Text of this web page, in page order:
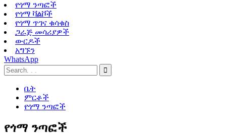
የጎማ ንጣፎች
የጎማ ቫልቮች
የጎማ ጥገና ቁሳቁስ
ጋራጅ መሳሪያዎች
ውርዶች
አግኙን
WhatsApp
ቤት
ምርቶች
የጎማ ንጣፎች
የጎማ ንጣፎች